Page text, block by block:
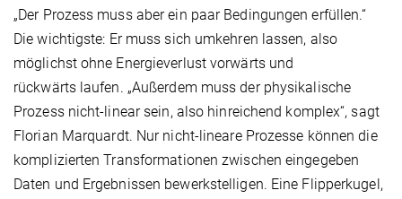
„Der Prozess muss aber ein paar Bedingungen erfüllen.“
Die wichtigste: Er muss sich umkehren lassen, also
möglichst ohne Energieverlust vorwärts und
rückwärts laufen. „Außerdem muss der physikalische
Prozess nicht-linear sein, also hinreichend komplex“, sagt
Florian Marquardt. Nur nicht-lineare Prozesse können die
komplizierten Transformationen zwischen eingegeben
Daten und Ergebnissen bewerkstelligen. Eine Flipperkugel,